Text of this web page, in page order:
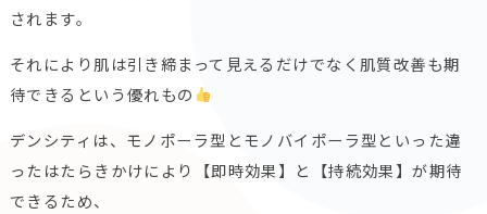
されます。
それにより肌は引き締まって見えるだけでなく肌質改善も期
待できるという優れもの
デンシティは、モノポーラ型とモノバイポーラ型といった違
ったはたらきかけにより【即時効果】と【持続効果】が期待
できるため、